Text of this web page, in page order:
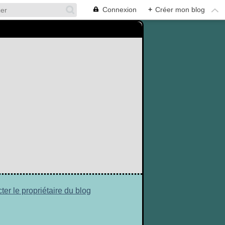
Connexion + Créer mon blog
le propriétaire du blog